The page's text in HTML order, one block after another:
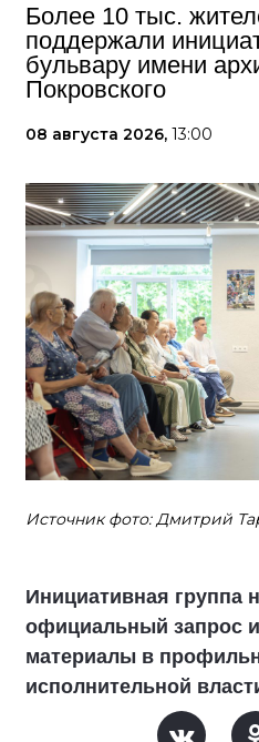
Более 10 тыс.
поддержали
бульвару имени
Покровского
08 августа 2026, 13:00
Источник фото: Дмитрий
Инициативная группа
официальный запрос
материалы в
исполнительной